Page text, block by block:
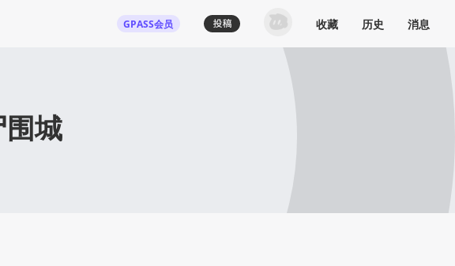
GPASS会员 收藏 历史 消息
城